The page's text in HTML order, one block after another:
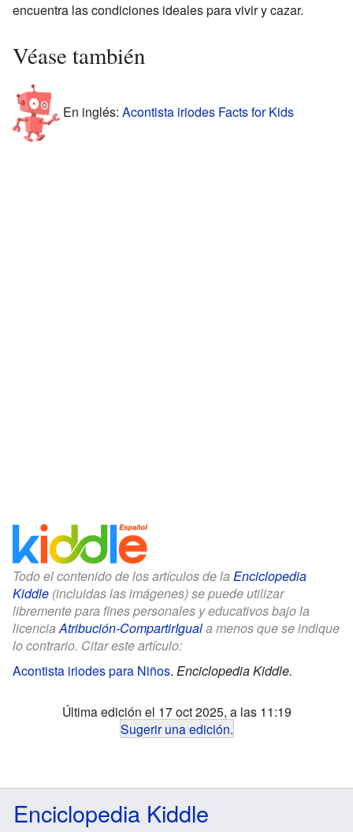
encuentra las condiciones ideales para vivir y cazar.
Véase también
En inglés: Acontista iriodes Facts for Kids
Todo el contenido de los artículos de la Enciclopedia
Kiddle (incluidas las imágenes) se puede utilizar
libremente para fines personales y educativos bajo la
licenciaAtribución-CompartirIguala menos que se indique
lo contrario. Citar este artículo:
Acontista iriodes para Niños. Enciclopedia Kiddle.
Última edición el 17 oct 2025, a las 11:19
Sugerir una edición.
Enciclopedia Kiddle